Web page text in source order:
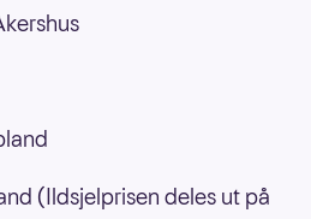
(Ildsjelprisen deles ut på